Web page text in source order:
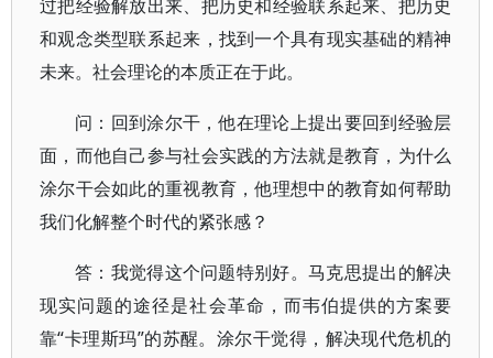
过把经验解放出来、把历史和经验联系起来、把历史
和观念类型联系起来，找到一个具有现实基础的精神
未来。社会理论的本质正在于此。
问：回到涂尔干，他在理论上提出要回到经验层
面，而他自己参与社会实践的方法就是教育，为什么
涂尔干会如此的重视教育，他理想中的教育如何帮助
我们化解整个时代的紧张感？
答：我觉得这个问题特别好。马克思提出的解决
现实问题的途径是社会革命，而韦伯提供的方案要
靠“卡理斯玛”的苏醒。涂尔干觉得，解决现代危机的